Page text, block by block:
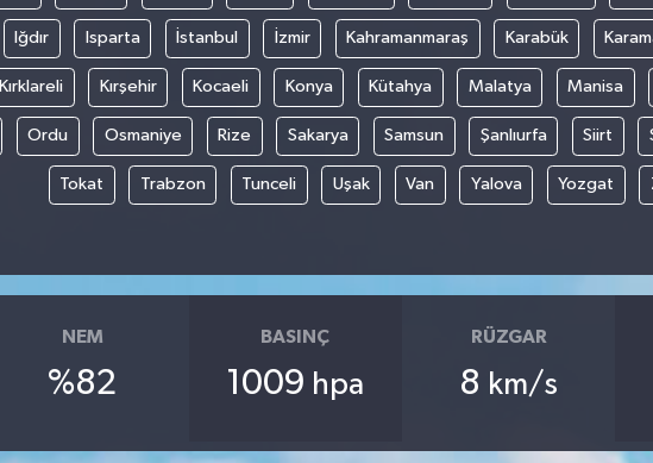
Iğdır Isparta İstanbul İzmir Kahramanmaraş Karabük
Kırklareli Kırşehir Kocaeli Konya Kütahya Malatya Manisa
Ordu Osmaniye Rize Sakarya Samsun Şanlıurfa Siirt
Tokat Trabzon Tunceli Uşak Van Yalova Yozgat
NEM
%82
BASINÇ
1009 hpa
RÜZGAR
8 km/s